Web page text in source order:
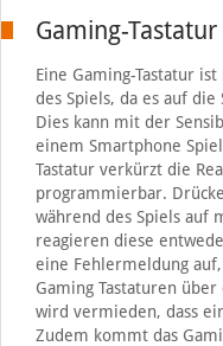
Gaming-Tastatur
Eine Gaming-Tastatur
des Spiels, da es auf
Dies kann mit der
einem Smartphone
Tastatur verkürzt die
programmierbar.
während des Spiels auf
reagieren diese
eine Fehlermeldung
Gaming Tastaturen
wird vermieden, dass
Zudem kommt das